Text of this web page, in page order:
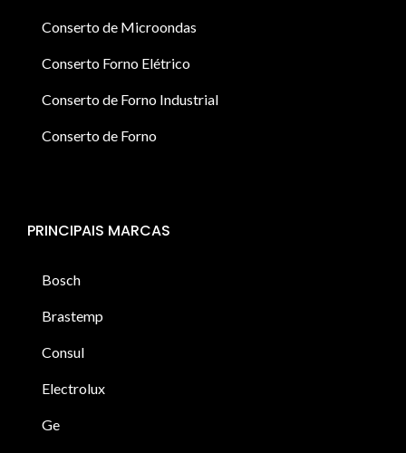
Conserto de Microondas
Conserto Forno Elétrico
Conserto de Forno Industrial
Conserto de Forno
PRINCIPAIS MARCAS
Bosch
Brastemp
Consul
Electrolux
Ge